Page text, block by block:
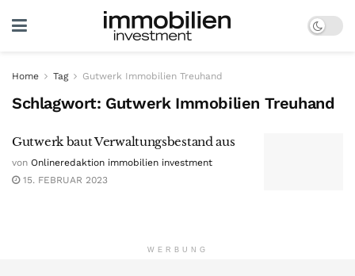
Home Tag Gutwerk Immobilien Treuhand
Schlagwort: Gutwerk Immobilien Treuhand
Gutwerk baut Verwaltungsbestand aus
von Onlineredaktion immobilien investment
15. FEBRUAR 2023
WERBUNG